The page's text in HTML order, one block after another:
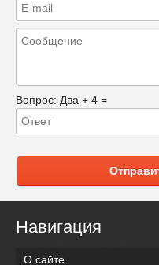
Вопрос: Два + 4 =
Навигация
О сайте